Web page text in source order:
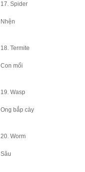
17. Spider
Nhện
18. Termite
Con mối
19. Wasp
Ong bắp cày
20. Worm
Sâu